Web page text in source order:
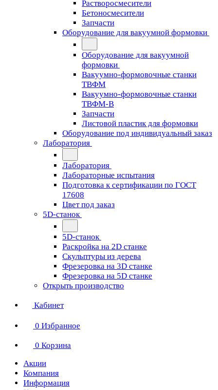
Растворосмесители
Бетоносмесители
Запчасти
Оборудование для вакуумной формовки
Оборудование для вакуумной
формовки
Вакуумно-формовочные станки
ТВФМ
Вакуумно-формовочные станки
ТВФМ-В
Запчасти
Листовой пластик для формовки
Оборудование под индивидуальный заказ
Лаборатория
Лаборатория
Лабораторные испытания
Подготовка к сертификации по ГОСТ
17608
Цвет под заказ
5D-станок
5D-станок
Раскройка на 2D станке
Скульптуры из дерева
Фрезеровка на 3D станке
Фрезеровка на 5D станке
Открыть производство
Кабинет
0 Избранное
0 Корзина
Акции
Компания
Информация